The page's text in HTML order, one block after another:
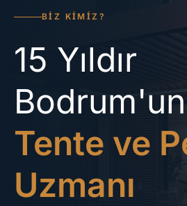
BIZ KIMIZ?
15 Yıldır
Bodrum'un
Tente ve
Uzmanı